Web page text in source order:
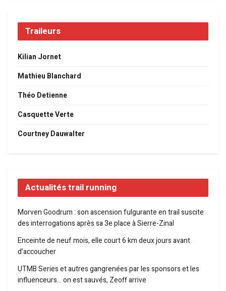
Traileurs
Kilian Jornet
Mathieu Blanchard
Théo Detienne
Casquette Verte
Courtney Dauwalter
Actualités trail running
Morven Goodrum : son ascension fulgurante en trail suscite
des interrogations après sa 3e place à Sierre-Zinal
Enceinte de neuf mois, elle court 6 km deux jours avant
d’accoucher
UTMB Series et autres gangrenées par les sponsors et les
influenceurs… on est sauvés, Zeoff arrive